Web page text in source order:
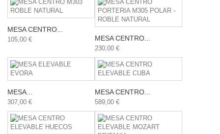
MESA CENTRO...
105,00 € MESA CENTRO...
230,00 €
MESA...
307,00 €
MESA CENTRO...
589,00 €